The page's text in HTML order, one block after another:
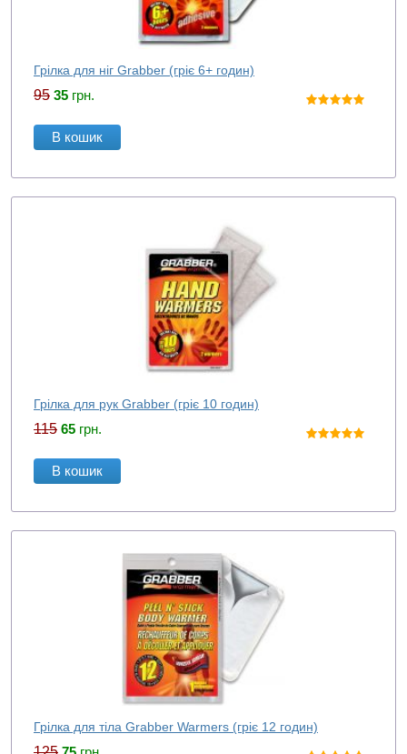
Грілка для ніг Grabber (гріє 6+ годин)
95 35 грн.
В кошик
Грілка для рук Grabber (гріє 10 годин)
115 65 грн.
В кошик
Грілка для тіла Grabber Warmers (гріє 12 годин)